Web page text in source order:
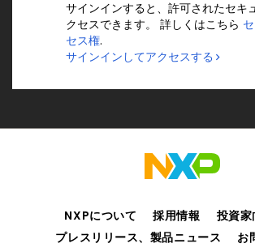
サインインすると、許可されたセキ
クセスできます。 詳しくはこちら
セス権.
サインインしてアクセスする
NXPについて 採用情報
投資
プレスリリース、製品ニュース
お